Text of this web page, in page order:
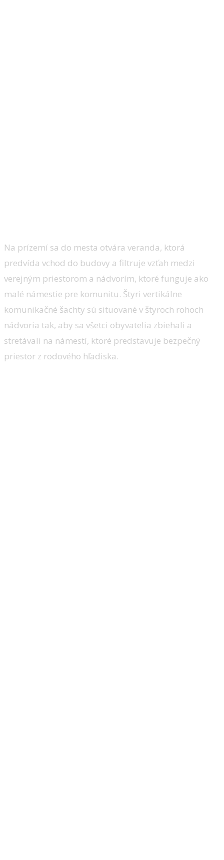
Na prízemí sa do mesta otvára veranda, ktorá
predvída vchod do budovy a filtruje vzťah medzi
verejným priestorom a nádvorím, ktoré funguje ako
malé námestie pre komunitu. Štyri vertikálne
komunikačné šachty sú situované v štyroch rohoch
nádvoria tak, aby sa všetci obyvatelia zbiehali a
stretávali na námestí, ktoré predstavuje bezpečný
priestor z rodového hľadiska.